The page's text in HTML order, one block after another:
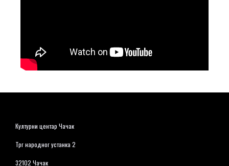
Културни центар Чачак
Трг народног устанка 2
32102 Чачак